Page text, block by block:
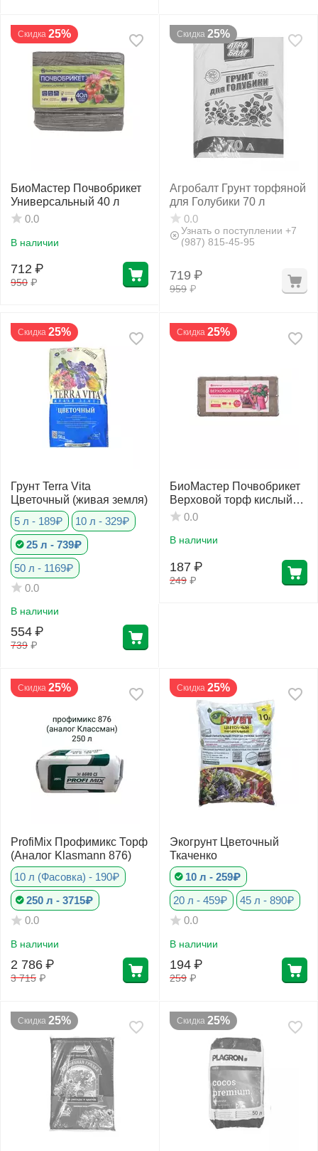
Скидка 25%
БиоМастер Почвобрикет
Универсальный 40 л
0.0
В наличии
950 ₽
712 ₽
Скидка 25%
Агробалт Грунт торфяной
для Голубики 70 л
0.0
Узнать о поступлении +7
(987) 815-45-95
959 ₽
719 ₽
Скидка 25%
Грунт Terra Vita
Цветочный (живая земля)
5 л - 189₽
10 л - 329₽
25 л - 739₽
50 л - 1169₽
0.0
В наличии
739 ₽
554 ₽
Скидка 25%
БиоМастер Почвобрикет
Верховой торф кислый
10 л0.0
В наличии
249 ₽
187 ₽
Скидка 25%
ProfiMix Профимикс Торф
(Аналог Klasmann 876)
10 л (Фасовка) - 190₽
250 л - 3715₽
0.0
В наличии
3 715 ₽
2 786 ₽
Скидка 25%
Экогрунт Цветочный
Ткаченко
10 л - 259₽
20 л - 459₽
45 л - 890₽
0.0
В наличии
259 ₽
194 ₽
Скидка 25% Скидка 25%